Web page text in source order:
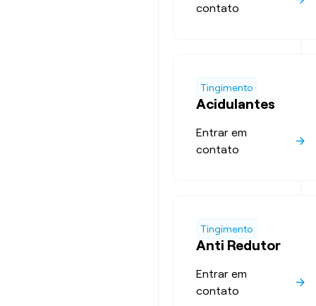
contato
Tingimento
Acidulantes
Entrar em
contato
Tingimento
Anti Redutor
Entrar em
contato